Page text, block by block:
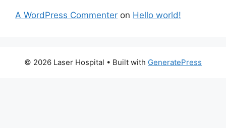
A WordPress Commenter on Hello world!
© 2026 Laser Hospital • Built with GeneratePress